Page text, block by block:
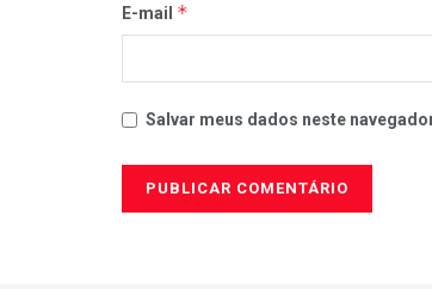
E-mail *
Salvar meus dados neste